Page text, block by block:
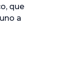
que
a